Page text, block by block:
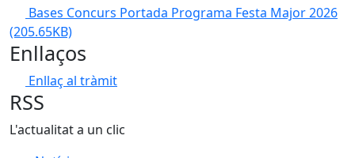
Bases Concurs Portada Programa Festa Major 2026
(205.65KB)
Enllaços
Enllaç al tràmit
RSS
L'actualitat a un clic